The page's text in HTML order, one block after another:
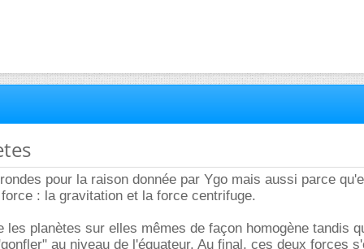
pour la raison donnée par Ygo mais aussi parce
: la gravitation et la force centrifuge.
les planètes sur elles mêmes de façon homogène tandis
au niveau de l'équateur. Au final, ces deux forces